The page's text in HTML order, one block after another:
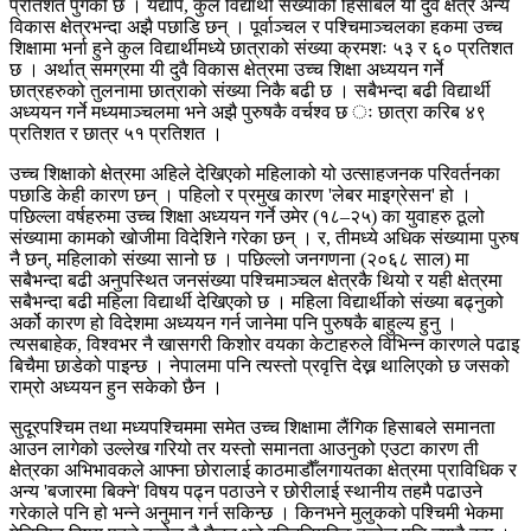
प्रतिशत पुगेको छ । यद्यपि, कुल विद्यार्थी संख्याको हिसाबले यी दुवै क्षेत्र अन्य
विकास क्षेत्रभन्दा अझै पछाडि छन् । पूर्वाञ्चल र पश्चिमाञ्चलका हकमा उच्च
शिक्षामा भर्ना हुने कुल विद्यार्थीमध्ये छात्राको संख्या क्रमशः ५३ र ६० प्रतिशत
छ । अर्थात् समग्रमा यी दुवै विकास क्षेत्रमा उच्च शिक्षा अध्ययन गर्ने
छात्रहरुको तुलनामा छात्राको संख्या निकै बढी छ । सबैभन्दा बढी विद्यार्थी
अध्ययन गर्ने मध्यमाञ्चलमा भने अझै पुरुषकै वर्चश्व छ ः छात्रा करिब ४९
प्रतिशत र छात्र ५१ प्रतिशत ।
उच्च शिक्षाको क्षेत्रमा अहिले देखिएको महिलाको यो उत्साहजनक परिवर्तनका
पछाडि केही कारण छन् । पहिलो र प्रमुख कारण 'लेबर माइग्रेसन' हो ।
पछिल्ला वर्षहरुमा उच्च शिक्षा अध्ययन गर्ने उमेर (१८–२५) का युवाहरु ठूलो
संख्यामा कामको खोजीमा विदेशिने गरेका छन् । र, तीमध्ये अधिक संख्यामा पुरुष
नै छन्, महिलाको संख्या सानो छ । पछिल्लो जनगणना (२०६८ साल) मा
सबैभन्दा बढी अनुपस्थित जनसंख्या पश्चिमाञ्चल क्षेत्रकै थियो र यही क्षेत्रमा
सबैभन्दा बढी महिला विद्यार्थी देखिएको छ । महिला विद्यार्थीको संख्या बढ्नुको
अर्को कारण हो विदेशमा अध्ययन गर्न जानेमा पनि पुरुषकै बाहुल्य हुनु ।
त्यसबाहेक, विश्वभर नै खासगरी किशोर वयका केटाहरुले विभिन्न कारणले पढाइ
बिचैमा छाडेको पाइन्छ । नेपालमा पनि त्यस्तो प्रवृत्ति देख्न थालिएको छ जसको
राम्रो अध्ययन हुन सकेको छैन ।
सुदूरपश्चिम तथा मध्यपश्चिममा समेत उच्च शिक्षामा लैंगिक हिसाबले समानता
आउन लागेको उल्लेख गरियो तर यस्तो समानता आउनुको एउटा कारण ती
क्षेत्रका अभिभावकले आफ्ना छोरालाई काठमाडौँलगायतका क्षेत्रमा प्राविधिक र
अन्य 'बजारमा बिक्ने' विषय पढ्न पठाउने र छोरीलाई स्थानीय तहमै पढाउने
गरेकाले पनि हो भन्ने अनुमान गर्न सकिन्छ । किनभने मुलुकको पश्चिमी भेकमा